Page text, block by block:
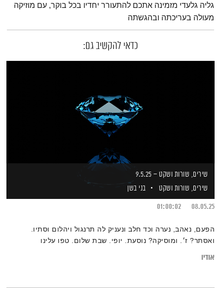
תמצית הפודקאסט
גליה גלעדי מזמינה אתכם להתעורר יחדיו בכל בוקר, עם מוזיקה
מעולה בעריכתה ובהגשתה
כדאי להקשיב גם:
שירים, שורות ושקט – 9.5.25
שירים, שורות ושקט
בני בשן
08.05.25
01:00:02
הפעם, נאהב, נערה וכד חלב ונעניק לה תרנגול ויהלום וסתיו.
ואסתר? ז׳. ומוסיקה? נוסעת. יופי. שבת שלום. טפו עלינו
אודיו